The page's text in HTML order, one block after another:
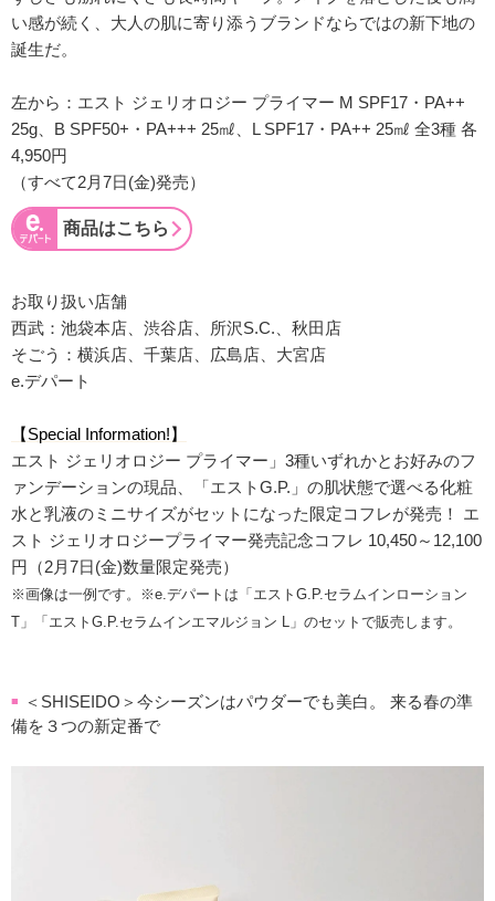
い感が続く、大人の肌に寄り添うブランドならではの新下地の
誕生だ。
左から：エスト ジェリオロジー プライマー M SPF17・PA++
25g、B SPF50+・PA+++ 25㎖、L SPF17・PA++ 25㎖ 全3種 各
4,950円
（すべて2月7日(金)発売）
商品はこちら
お取り扱い店舗
西武：池袋本店、渋谷店、所沢S.C.、秋田店
そごう：横浜店、千葉店、広島店、大宮店
e.デパート
【Special Information!】
エスト ジェリオロジー プライマー」3種いずれかとお好みのフ
ァンデーションの現品、「エストG.P.」の肌状態で選べる化粧
水と乳液のミニサイズがセットになった限定コフレが発売！ エ
スト ジェリオロジープライマー発売記念コフレ 10,450～12,100
円（2月7日(金)数量限定発売）
※画像は一例です。※e.デパートは「エストG.P.セラムインローション
T」「エストG.P.セラムインエマルジョン L」のセットで販売します。
■
＜SHISEIDO＞今シーズンはパウダーでも美白。 来る春の準
備を３つの新定番で